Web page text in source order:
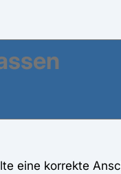
Sie ein
eine korrekte